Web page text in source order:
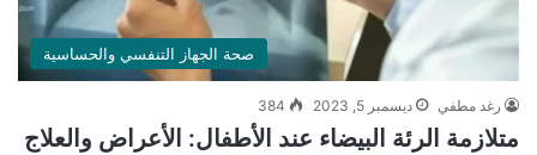
صحة الجهاز التنفسي والحساسية
رغد مطفي ديسمبر 5, 2023 384
متلازمة الرئة البيضاء عند الأطفال: الأعراض والعلاج